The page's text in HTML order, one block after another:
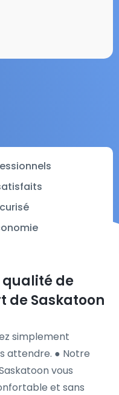
de
de Saskatoon
simplement
attendre. ● Notre
vous
et sans